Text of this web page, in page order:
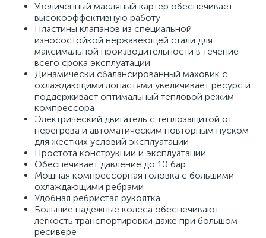
Увеличенный масляный картер обеспечивает
высокоэффективную работу
Пластины клапанов из специальной
износостойкой нержавеющей стали для
максимальной производительности в течение
всего срока эксплуатации
Динамически сбалансированный маховик с
охлаждающими лопастями увеличивает ресурс и
поддерживает оптимальный тепловой режим
компрессора
Электрический двигатель с теплозащитой от
перегрева и автоматическим повторным пуском
для жестких условий эксплуатации
Простота конструкции и эксплуатации
Обеспечивает давление до 10 бар
Мощная компрессорная головка с большими
охлаждающими ребрами
Удобная ребристая рукоятка
Большие надежные колеса обеспечивают
легкость транспортировки даже при большом
ресивере